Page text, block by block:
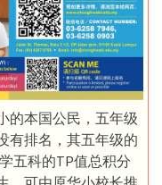
的本国公民，五年级
有排名，其五年级的
五科的TP值总积分